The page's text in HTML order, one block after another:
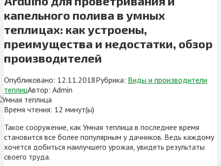
капельного полива в умных
теплицах: как устроены,
преимущества и недостатки, обзор
производителей
Опубликовано: 12.11.2018Рубрика: Виды и производители
теплицАвтор: Admin
Время чтения: 12 минут(ы)
Такое сооружение, как Умная теплица в последнее время
становится все более популярным у дачников. Ведь каждому
хочется добиться наилучшего урожая, увидеть результаты
своего труда.